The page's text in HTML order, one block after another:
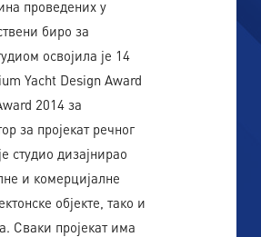
проведених у
биро за
освојила је 14
Yacht Design Award
2014 за
за пројекат речног
студио дизајнирао
и комерцијалне
објекте, тако и
Сваки пројекат има